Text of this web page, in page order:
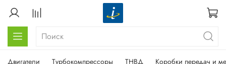
Двигатели Турбокомпрессоры ТНВД Коробки передач и